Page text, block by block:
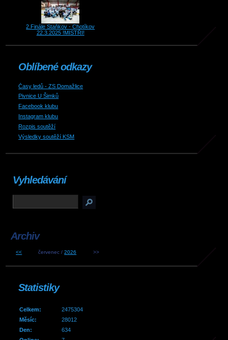
2.Finále Staňkov - Chotíkov
22.3.2025 !MISTŘI!
Oblíbené odkazy
Časy ledů - ZS Domažlice
Pivnice U Šimků
Facebook klubu
Instagram klubu
Rozpis soutěží
Výsledky soutěží KSM
Vyhledávání
Archiv
<< červenec /2026 >>
Statistiky
Celkem:
2475304
Měsíc:
28012
Den:
634